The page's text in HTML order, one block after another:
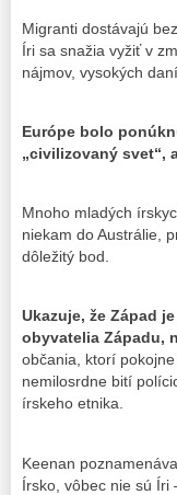
Migranti dostávajú
Íri sa snažia vyžiť v
nájmov, vysokých
Európe bolo
„civilizovaný svet“,
Mnoho mladých
niekam do Austrálie,
dôležitý bod.
Ukazuje, že Západ
obyvatelia Západu,
občania, ktorí
nemilosrdne bití
írskeho etnika.
Keenan
Írsko, vôbec nie sú Íri